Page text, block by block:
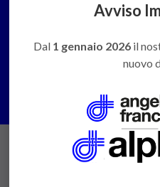
PREVENTIVI E
ANGELOFRANCESCHINI
Avviso
Dal 1 gennaio 2026 il
nuovo